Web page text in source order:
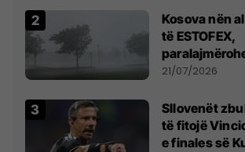
Kosova nën
të ESTOFEX,
fuqishme me
21/07/2026
Sllovenët
të fitojë
e finales së